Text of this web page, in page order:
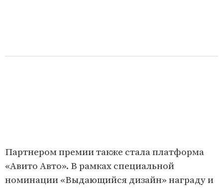
Партнером премии также стала платформа
«Авито Авто». В рамках специальной
номинации «Выдающийся дизайн» награду и